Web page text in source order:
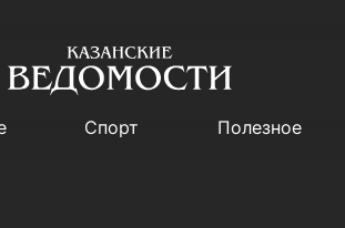
Спорт Полезное